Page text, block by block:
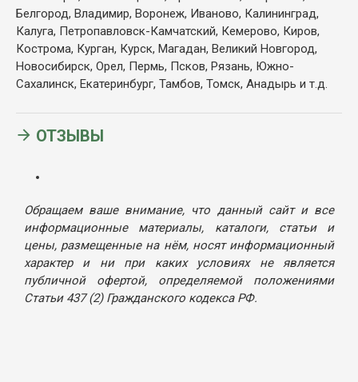
Белгород, Владимир, Воронеж, Иваново, Калининград,
Калуга, Петропавловск-Камчатский, Кемерово, Киров,
Кострома, Курган, Курск, Магадан, Великий Новгород,
Новосибирск, Орел, Пермь, Псков, Рязань, Южно-
Сахалинск, Екатеринбург, Тамбов, Томск, Анадырь и т.д.
ОТЗЫВЫ
Обращаем ваше внимание, что данный сайт и все
информационные материалы, каталоги, статьи и
цены, размещенные на нём, носят информационный
характер и ни при каких условиях не является
публичной офертой, определяемой положениями
Статьи 437 (2) Гражданского кодекса РФ.